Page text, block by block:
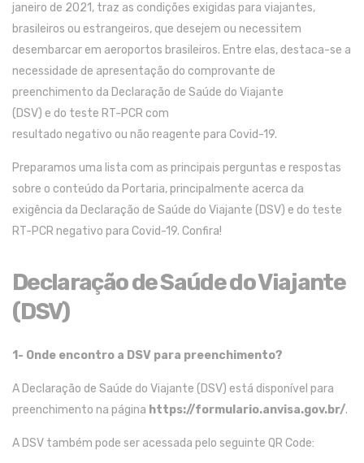
janeiro de 2021, traz as condições exigidas para viajantes,
brasileiros ou estrangeiros, que desejem ou necessitem
desembarcar em aeroportos brasileiros. Entre elas, destaca-se a
necessidade de apresentação do comprovante de
preenchimento da Declaração de Saúde do Viajante
(DSV) e do teste RT-PCR com
resultado negativo ou não reagente para Covid-19.
Preparamos uma lista com as principais perguntas e respostas
sobre o conteúdo da Portaria, principalmente acerca da
exigência da Declaração de Saúde do Viajante (DSV) e do teste
RT-PCR negativo para Covid-19. Confira!
Declaração de Saúde do Viajante
(DSV)
1- Onde encontro a DSV para preenchimento?
A Declaração de Saúde do Viajante (DSV) está disponível para
preenchimento na página https://formulario.anvisa.gov.br/.
A DSV também pode ser acessada pelo seguinte QR Code: